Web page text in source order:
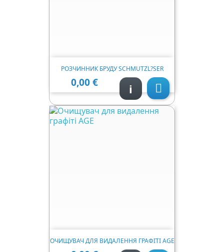
РОЗЧИННИК БРУДУ SCHMUTZL?SER
Ціна
0,00 € 
i
ОЧИЩУВАЧ ДЛЯ ВИДАЛЕННЯ ГРАФІТІ AGE